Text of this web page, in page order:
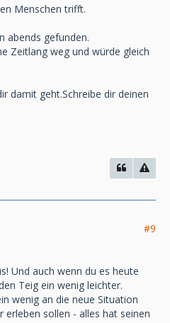
Menschen trifft.
abends gefunden.
Zeitlang weg und würde gleich
damit geht.Schreibe dir deinen
#9
Und auch wenn du es heute
Teig ein wenig leichter.
wenig an die neue Situation
sollen - alles hat seinen